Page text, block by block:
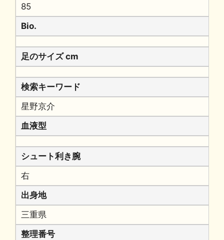
85
Bio.
足のサイズ cm
検索キーワード
星野京介
血液型
シュート利き腕
右
出身地
三重県
整理番号